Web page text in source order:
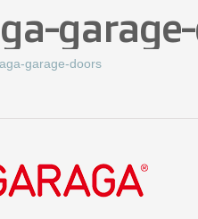
garage-doors